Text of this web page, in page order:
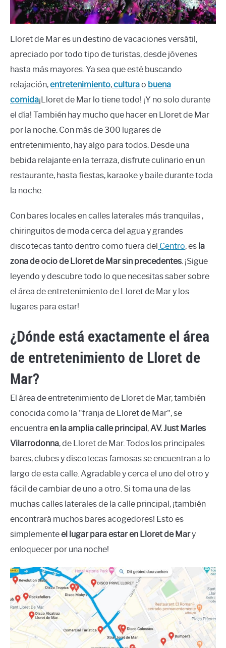
Lloret de Mar es un destino de vacaciones versátil,
apreciado por todo tipo de turistas, desde jóvenes
hasta más mayores. Ya sea que esté buscando
relajación,entretenimiento,culturao buena
comida¡Lloret de Mar lo tiene todo! ¡Y no solo durante
el día! También hay mucho que hacer en Lloret de Mar
por la noche. Con más de 300 lugares de
entretenimiento, hay algo para todos. Desde una
bebida relajante en la terraza, disfrute culinario en un
restaurante, hasta fiestas, karaoke y baile durante toda
la noche.
Con bares locales en calles laterales más tranquilas ,
chiringuitos de moda cerca del agua y grandes
discotecas tanto dentro como fuera del Centro, es la
zona de ocio de Lloret de Mar sin precedentes . ¡Sigue
leyendo y descubre todo lo que necesitas saber sobre
el área de entretenimiento de Lloret de Mar y los
lugares para estar!
¿Dónde está exactamente el área
de entretenimiento de Lloret de
Mar?
El área de entretenimiento de Lloret de Mar, también
conocida como la "franja de Lloret de Mar", se
encuentra en la amplia calle principal,AV. Just Marles
Vilarrodonna, de Lloret de Mar. Todos los principales
bares, clubes y discotecas famosas se encuentran a lo
largo de esta calle. Agradable y cerca el uno del otro y
fácil de cambiar de uno a otro. Si toma una de las
muchas calles laterales de la calle principal, ¡también
encontrará muchos bares acogedores! Esto es
simplementeel lugar para estar en Lloret de Mary
enloquecer por una noche!